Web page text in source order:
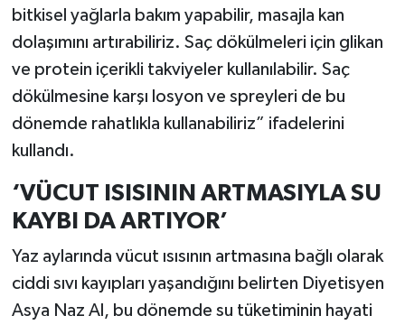
bitkisel yağlarla bakım yapabilir, masajla kan
dolaşımını artırabiliriz. Saç dökülmeleri için glikan
ve protein içerikli takviyeler kullanılabilir. Saç
dökülmesine karşı losyon ve spreyleri de bu
dönemde rahatlıkla kullanabiliriz” ifadelerini
kullandı.
‘VÜCUT ISISININ ARTMASIYLA SU
KAYBI DA ARTIYOR’
Yaz aylarında vücut ısısının artmasına bağlı olarak
ciddi sıvı kayıpları yaşandığını belirten Diyetisyen
Asya Naz Al, bu dönemde su tüketiminin hayati